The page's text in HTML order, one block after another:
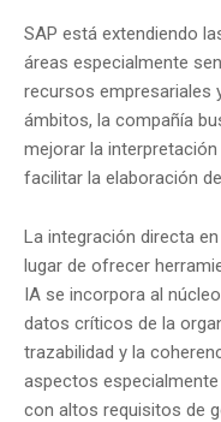
SAP está extendiendo
áreas especialmente
recursos empresariales
ámbitos, la compañía
mejorar la
facilitar la elaboración
La integración directa
lugar de ofrecer
IA se incorpora al
datos críticos de la
trazabilidad y la
aspectos
con altos requisitos de